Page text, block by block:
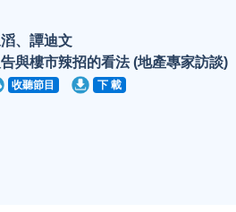
、譚迪文
與樓市辣招的看法 (地產專家訪談)
收聽節目 下 載